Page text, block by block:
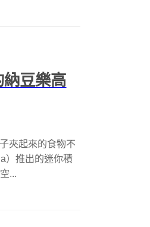
納豆樂高
夾起來的食物不
）推出的迷你積
...